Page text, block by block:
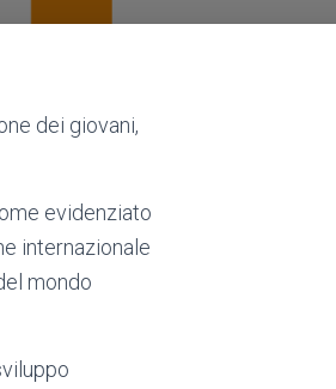
dei giovani,
evidenziato
internazionale
mondo